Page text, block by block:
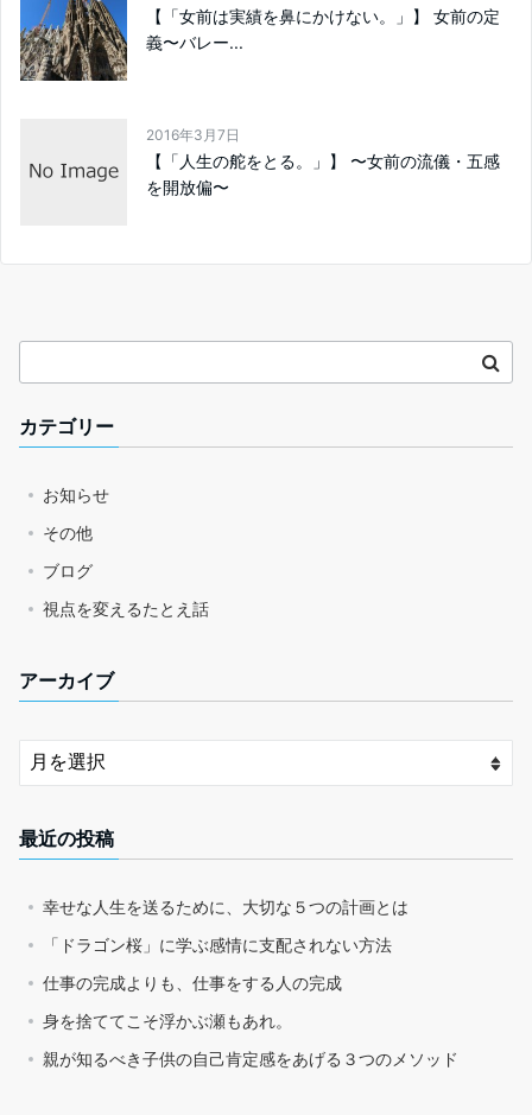
【「女前は実績を鼻にかけない。」】 女前の定
義〜バレー...
2016年3月7日
【「人生の舵をとる。」】 〜女前の流儀・五感
を開放偏〜
カテゴリー
お知らせ
その他
ブログ
視点を変えるたとえ話
アーカイブ
最近の投稿
幸せな人生を送るために、大切な５つの計画とは
「ドラゴン桜」に学ぶ感情に支配されない方法
仕事の完成よりも、仕事をする人の完成
身を捨ててこそ浮かぶ瀬もあれ。
親が知るべき子供の自己肯定感をあげる３つのメソッド